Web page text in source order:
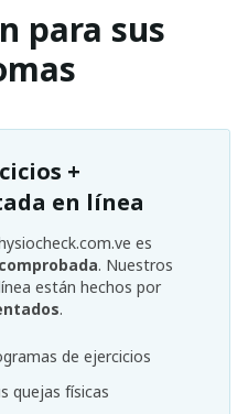
para sus
+
en línea
es
. Nuestros
están hechos por
.
de ejercicios
quejas físicas